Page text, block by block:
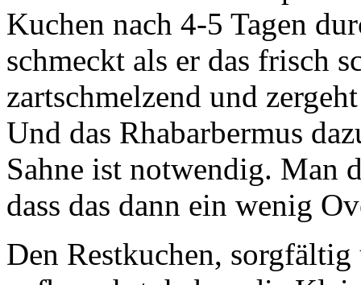
Kuchen nach 4-5 Tagen
schmeckt als er das frisch
zartschmelzend und
Und das Rhabarbermus
Sahne ist notwendig. Man
dass das dann ein wenig
Den Restkuchen,